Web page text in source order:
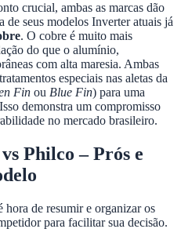
crucial, ambas as marcas dão
seus modelos Inverter atuais já
. O cobre é muito mais
do que o alumínio,
com alta maresia. Ambas
especiais nas aletas da
Fin ou Blue Fin) para uma
demonstra um compromisso
no mercado brasileiro.
Philco – Prós e
hora de resumir e organizar os
para facilitar sua decisão.